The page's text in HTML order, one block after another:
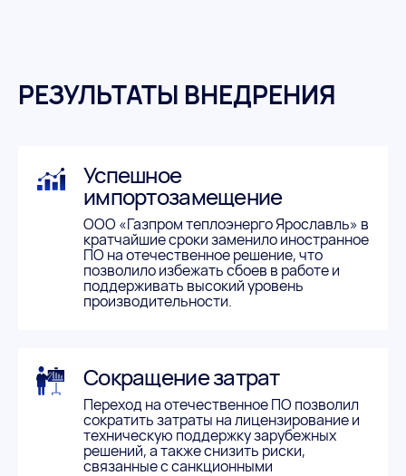
РЕЗУЛЬТАТЫ ВНЕДРЕНИЯ
Успешное
импортозамещение
ООО «Газпром теплоэнерго Ярославль» в
кратчайшие сроки заменило иностранное
ПО на отечественное решение, что
позволило избежать сбоев в работе и
поддерживать высокий уровень
производительности.
Сокращение затрат
Переход на отечественное ПО позволил
сократить затраты на лицензирование и
техническую поддержку зарубежных
решений, а также снизить риски,
связанные с санкционными